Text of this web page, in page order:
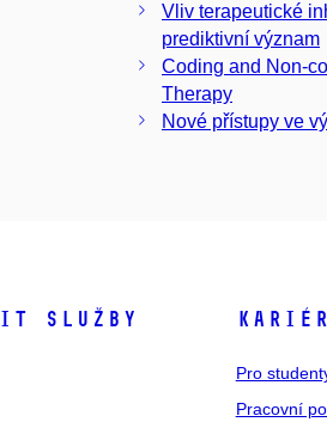
Vliv terapeutické
prediktivní význam
Coding and Non-
Therapy
Nové přístupy ve
IT služby
Pro
Pracovní